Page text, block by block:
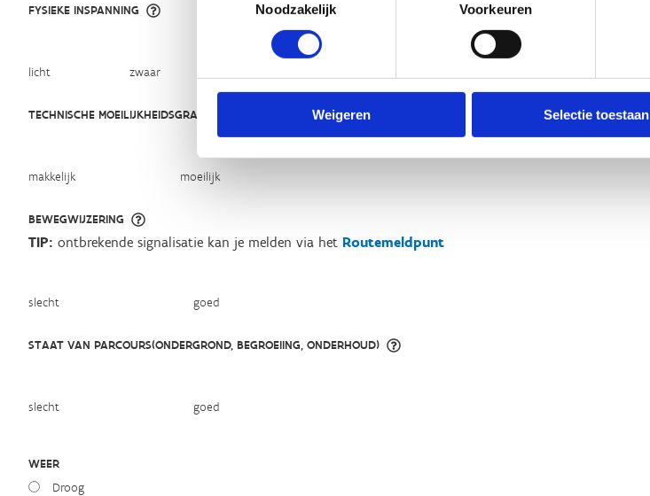
Noodzakelijk
Voorkeuren
Weigeren Selectie toestaan
FYSIEKE INSPANNING
licht zwaar
TECHNISCHE MOEILIJKHEIDSGRAAD
makkelijk moeilijk
BEWEGWIJZERING
slecht goed
TIP: ontbrekende signalisatie kan je melden via het Routemeldpunt
STAAT VAN PARCOURS(ONDERGROND, BEGROEIING, ONDERHOUD)
slecht goed
WEER
Droog